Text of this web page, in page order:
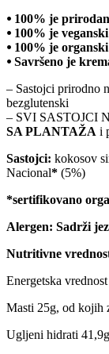
⦁ 100% je
⦁ 100% je
⦁ 100% je
⦁ Savršeno je
– Sastojci prirodno
bezglutenski
– SVI SASTOJCI
SA PLANTAŽA i
Sastojci: kokosov
Nacional* (5%)
*sertifikovano
Alergen: Sadrži
Nutritivne
Energetska
Masti 25g, od kojih
Ugljeni hidrati